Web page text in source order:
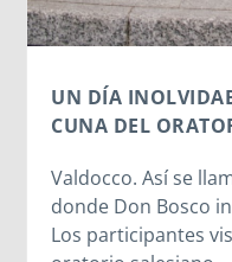
Leer más